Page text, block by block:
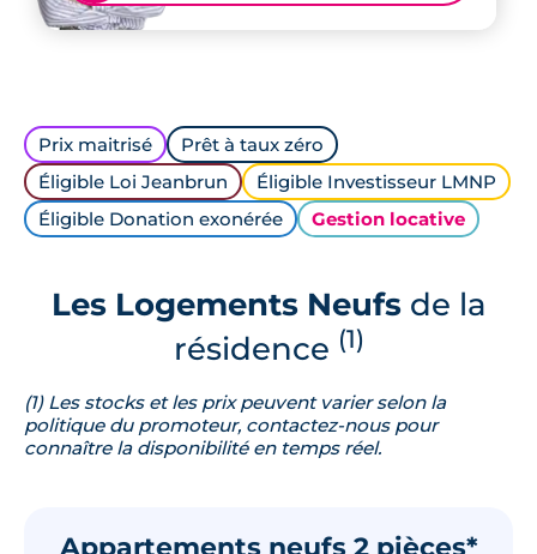
Prix maitrisé
Prêt à taux zéro
Éligible Loi Jeanbrun
Éligible Investisseur LMNP
Éligible Donation exonérée
Gestion locative
Les Logements Neufsde la
résidence (1)
(1) Les stocks et les prix peuvent varier selon la
politique du promoteur, contactez-nous pour
connaître la disponibilité en temps réel.
Appartements neufs 2 pièces*